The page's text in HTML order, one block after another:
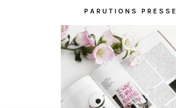
PARUTIONS PRESSE